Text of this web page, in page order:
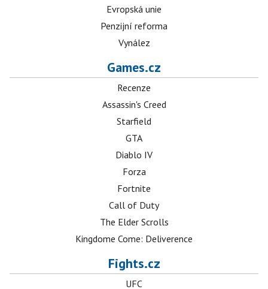
Evropská unie
Penzijní reforma
Vynález
Games.cz
Recenze
Assassin's Creed
Starfield
GTA
Diablo IV
Forza
Fortnite
Call of Duty
The Elder Scrolls
Kingdome Come: Deliverence
Fights.cz
UFC